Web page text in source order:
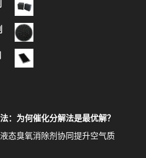
：为何催化分解法是最优解？
态臭氧消除剂协同提升空气质